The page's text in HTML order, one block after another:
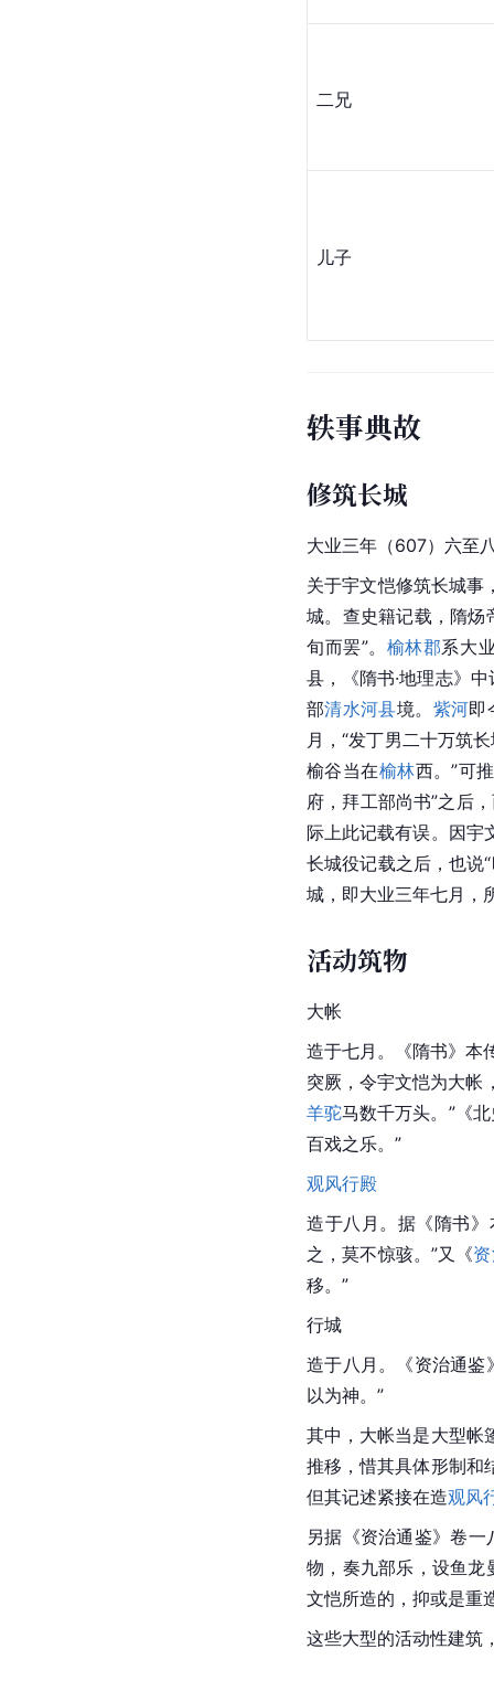
二兄
儿子
轶事典故
修筑长城
大业三年（607）六至
关于宇文恺修筑长城事
城。查史籍记载，隋炀
旬而罢”。 榆林郡系大
县，《隋书·地理志》
部清水河县境。 紫河即
月，“发丁男二十万筑
榆谷当在榆林西。”可
府，拜工部尚书”之后
际上此记载有误。因宇
长城役记载之后，也说
城，即大业三年七月，
活动筑物
大帐
造于七月。《隋书》本
突厥，令宇文恺为大帐
羊驼马数千万头。”《
百戏之乐。”
观风行殿
造于八月。据《隋书
之，莫不惊骇。”又《
移。”
行城
造于八月。《资治通鉴
以为神。”
其中，大帐当是大型帐
推移，惜其具体形制和
但其记述紧接在造观风
另据《资治通鉴》卷一
物，奏九部乐，设鱼龙
文恺所造的，抑或是重
这些大型的活动性建筑